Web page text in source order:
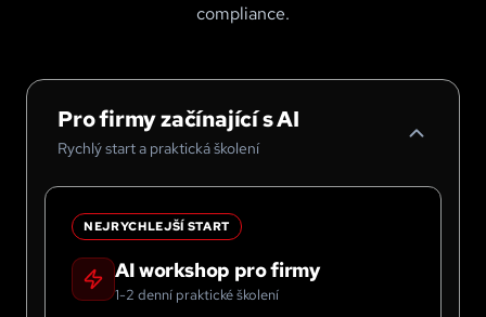
compliance.
Pro firmy začínající s AI
Rychlý start a praktická školení
NEJRYCHLEJŠÍ START
AI workshop pro firmy
1-2 denní praktické školení